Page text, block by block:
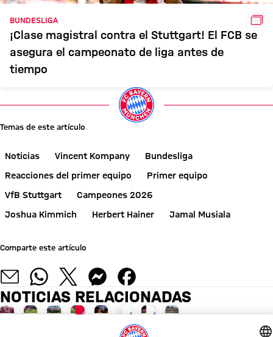
BUNDESLIGA
¡Clase magistral contra el Stuttgart! El FCB se
asegura el campeonato de liga antes de
tiempo
Temas de este artículo
Noticias Vincent Kompany
Bundesliga
Reacciones del primer equipo
Primer equipo
VfB Stuttgart
Campeones 2026
Joshua Kimmich
Herbert Hainer Jamal Musiala
Comparte este artículo
NOTICIAS RELACIONADAS
EVENTO DE PAULANER EN HONG KONG
AUDI SUMMER TOUR 2026
EN DIRECTO POR FC BAYERN TV PLUS
GALERÍACHARLA EN LA GIRA
ENTREVISTA
TRAS EL AUDI FOOTBALL SUMMIT
DESPEDIDA DE LA ISLA
EN EL DÍA LIBRE DE